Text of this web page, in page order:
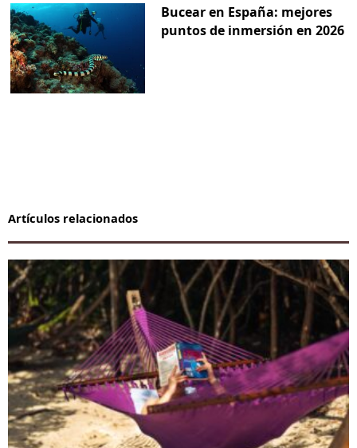
Bucear en España: mejores
puntos de inmersión en 2026
Artículos relacionados